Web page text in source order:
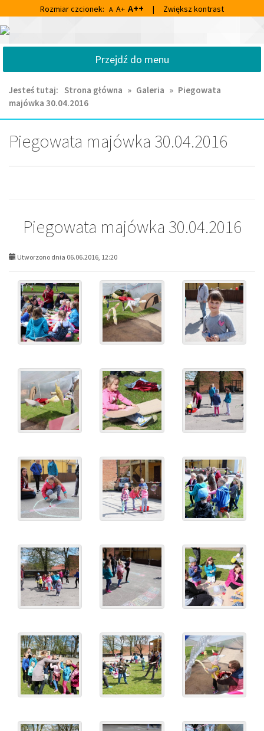
do
głównej
do
wyszukiwarki
Rozmiar czcionek: A A+ A++ | Zwiększ kontrast
Centrum
Kultury
Biblioteka
im.
Franciszka
Chruściela
Ornecie
Przejdź do menu
Jesteś tutaj: Strona główna » Galeria » Piegowata
majówka 30.04.2016
Piegowata majówka 30.04.2016
Piegowata majówka 30.04.2016
Utworzono dnia 06.06.2016, 12:20